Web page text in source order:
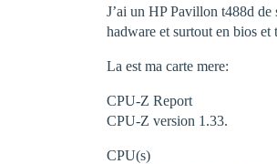
J’ai un HP Pavillon t488d
hadware et surtout en bios
La est ma carte mere:
CPU-Z Report
CPU-Z version 1.33.
CPU(s)